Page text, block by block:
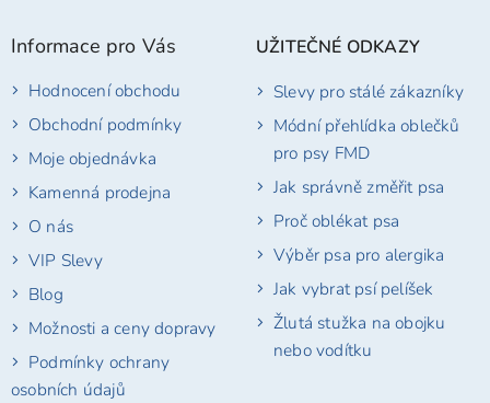
Informace pro Vás
Hodnocení obchodu
Obchodní podmínky
Moje objednávka
Kamenná prodejna
O nás
VIP Slevy
Blog
Možnosti a ceny dopravy
Podmínky ochrany
osobních údajů
UŽITEČNÉ ODKAZY
Slevy pro stálé zákazníky
Módní přehlídka oblečků
pro psy FMD
Jak správně změřit psa
Proč oblékat psa
Výběr psa pro alergika
Jak vybrat psí pelíšek
Žlutá stužka na obojku
nebo vodítku